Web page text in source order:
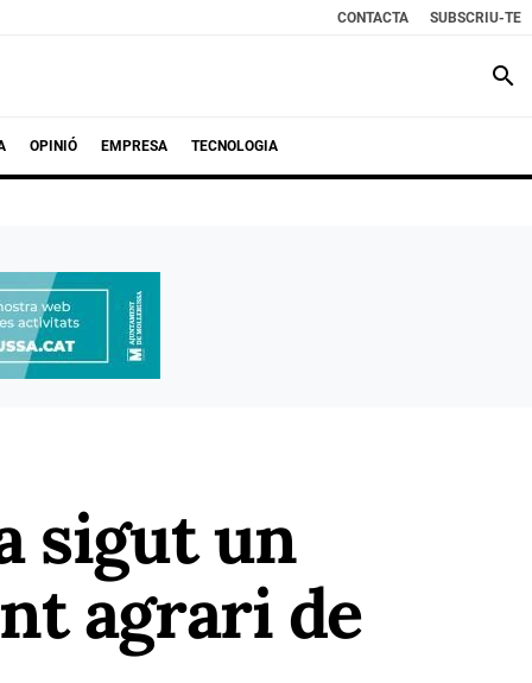
CONTACTA SUBSCRIU-TE
search
OPINIÓ EMPRESA TECNOLOGIA
sigut un
agrari de